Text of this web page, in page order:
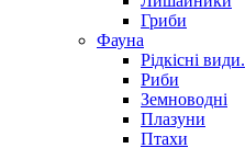
Гриби
Фауна
Рідкісні види.
Риби
Земноводні
Плазуни
Птахи